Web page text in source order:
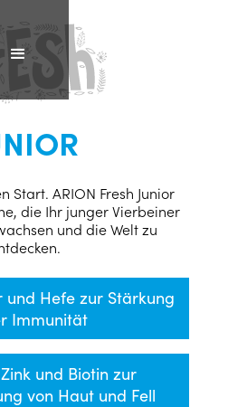
Start. ARION Fresh Junior
die Ihr junger Vierbeiner
und die Welt zu
und Hefe zur Stärkung
Immunität
und Biotin zur
von Haut und Fell